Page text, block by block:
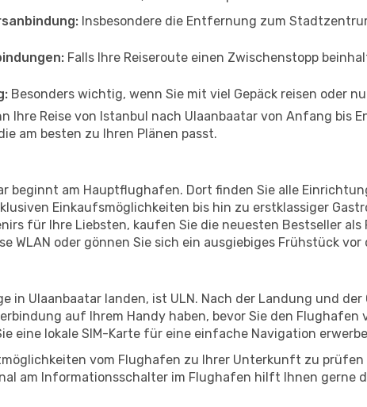
Insbesondere die Entfernung zum
Falls Ihre Reiseroute einen Zwischenstopp
Besonders wichtig, wenn Sie mit viel Gepäck reisen oder
Ihre Reise von Istanbul nach Ulaanbaatar von Anfang bis
am besten zu Ihren Plänen passt.
beginnt am Hauptflughafen. Dort finden Sie alle
Einkaufsmöglichkeiten bis hin zu erstklassiger
für Ihre Liebsten, kaufen Sie die neuesten Bestseller
WLAN oder gönnen Sie sich ein ausgiebiges Frühstück vor
in Ulaanbaatar landen, ist ULN. Nach der Landung und
auf Ihrem Handy haben, bevor Sie den Flughafen
eine lokale SIM-Karte für eine einfache Navigation
vom Flughafen zu Ihrer Unterkunft zu
am Informationsschalter im Flughafen hilft Ihnen gerne